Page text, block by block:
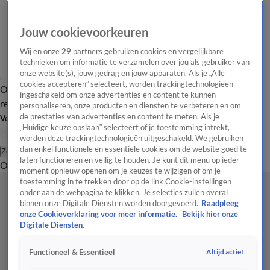
Overzicht Laatste nieuws Regionieuws Het beste van Hart
Tip de
redactie
Volg Hart van Nederland
Zoeken
OverzichtRegioUitzendingenWeerTip de redactiePanelVideo's
Jouw cookievoorkeuren
Wij en onze29 partners gebruiken cookies en vergelijkbare
technieken om informatie te verzamelen over jou als gebruiker van
onze website(s), jouw gedrag en jouw apparaten. Als je „Alle
cookies accepteren” selecteert, worden trackingtechnologieën
ingeschakeld om onze advertenties en content te kunnen
personaliseren, onze producten en diensten te verbeteren en om
de prestaties van advertenties en content te meten. Als je
„Huidige keuze opslaan” selecteert of je toestemming intrekt,
worden deze trackingtechnologieën uitgeschakeld. We gebruiken
dan enkel functionele en essentiële cookies om de website goed te
laten functioneren en veilig te houden. Je kunt dit menu op ieder
moment opnieuw openen om je keuzes te wijzigen of om je
toestemming in te trekken door op de link Cookie-instellingen
onder aan de webpagina te klikken. Je selecties zullen overal
binnen onze Digitale Diensten worden doorgevoerd. Raadpleeg
onze Cookieverklaring voor meer informatie.
Bekijk hier onze
Digitale Diensten.
Functioneel & Essentieel Altijd actief